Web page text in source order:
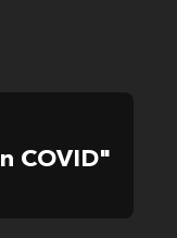
COVID"